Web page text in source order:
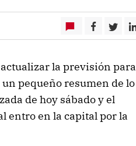
la previsión para
pequeño resumen de lo
de hoy sábado y el
entro en la capital por la